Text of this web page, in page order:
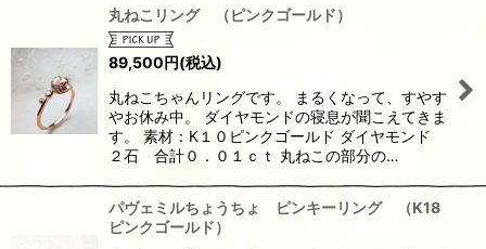
丸ねこリング （ピンクゴールド）
89,500円(税込)
丸ねこちゃんリングです。 まるくなって、すやす
やお休み中。 ダイヤモンドの寝息が聞こえてきま
す。 素材：K１０ピンクゴールド ダイヤモンド
２石 合計０．０１ｃｔ 丸ねこの部分の…
パヴェミルちょうちょ ピンキーリング （K18
ピンクゴールド）